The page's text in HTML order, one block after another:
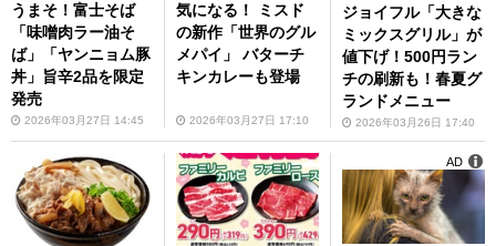
うまそ！富士そば
「味噌肉ラー油そ
ば」「ヤンニョム豚
丼」旨辛2品を限定
発売
2026年03月27日 14:45
気になる！ ミスド
の新作「世界のグル
メパイ」 バターチ
キンカレーも登場
2026年03月27日 17:10
ジョイフル「大きな
ミックスグリル」が
値下げ！500円ラン
チの刷新も！春夏グ
ランドメニュー
2026年03月26日 17:40
AD